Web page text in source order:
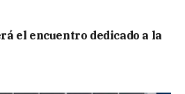
el encuentro dedicado a la